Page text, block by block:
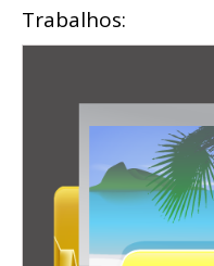
Trabalhos: